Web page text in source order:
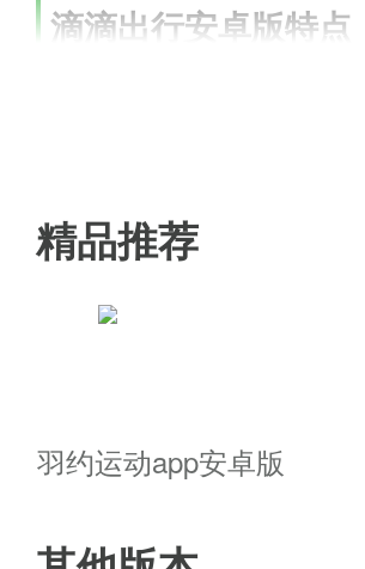
滴滴出行安卓版特点
1、快捷方便的网约
好的服务
3、24小时随叫随到
1、多类型的生活服
精品推荐
羽约运动app安卓版